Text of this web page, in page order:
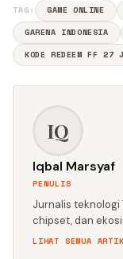
TAG: GAME ONLINE
GARENA INDONESIA
KODE REDEEM FF
IQ
Iqbal Marsyaf
PENULIS
Jurnalis
chipset, dan
LIHAT SEMUA